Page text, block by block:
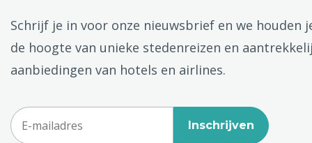
Schrijf je in voor onze nieuwsbrief en we houden
de hoogte van unieke stedenreizen en
aanbiedingen van hotels en airlines.
Inschrijven